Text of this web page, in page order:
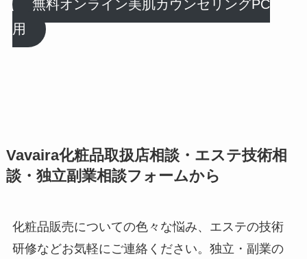
無料オンライン美肌カウンセリングPC
用
Vavaira化粧品取扱店相談・エステ技術相
談・独立副業相談フォームから
化粧品販売についての色々な悩み、エステの技術
研修などお気軽にご連絡ください。独立・副業の